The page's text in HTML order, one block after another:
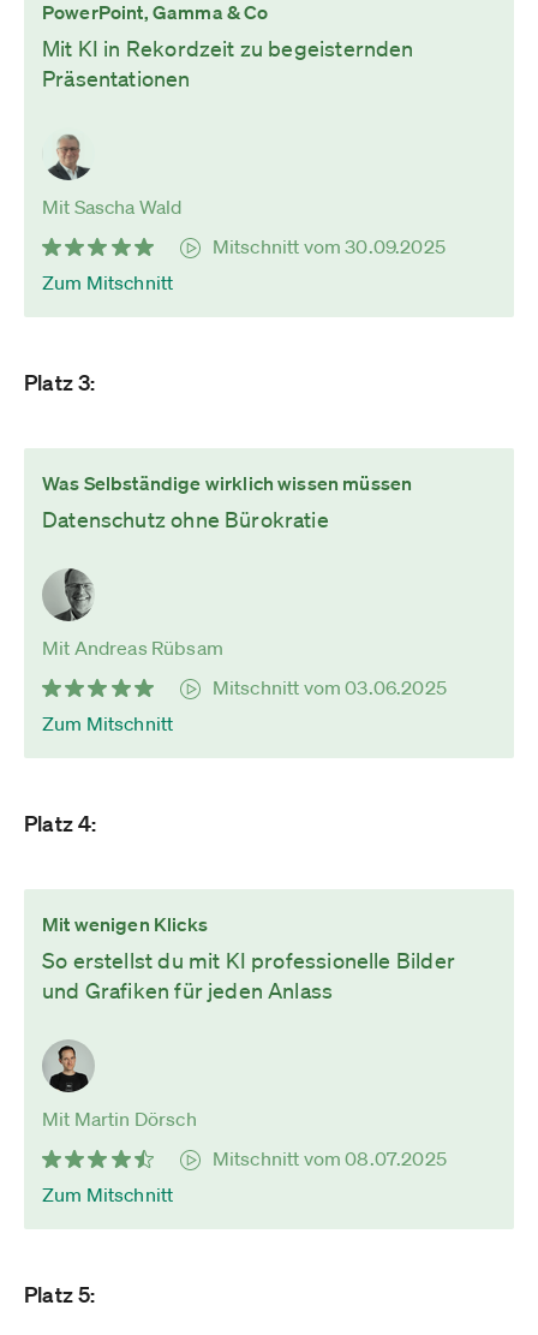
PowerPoint, Gamma & Co
Mit KI in Rekordzeit zu begeisternden
Präsentationen
Mit Sascha Wald
Mitschnitt vom 30.09.2025
Zum Mitschnitt
Platz 3:
Was Selbständige wirklich wissen müssen
Datenschutz ohne Bürokratie
Mit Andreas Rübsam
Mitschnitt vom 03.06.2025
Zum Mitschnitt
Platz 4:
Mit wenigen Klicks
So erstellst du mit KI professionelle Bilder
und Grafiken für jeden Anlass
Mit Martin Dörsch
Mitschnitt vom 08.07.2025
Zum Mitschnitt
Platz 5: